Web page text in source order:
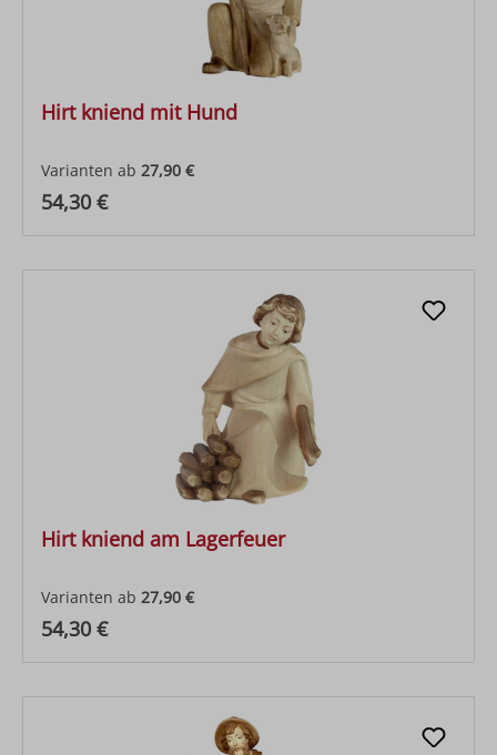
Hirt kniend mit Hund
Varianten ab 27,90 €
Regulärer Preis:
54,30 €
Hirt kniend am Lagerfeuer
Varianten ab 27,90 €
Regulärer Preis:
54,30 €